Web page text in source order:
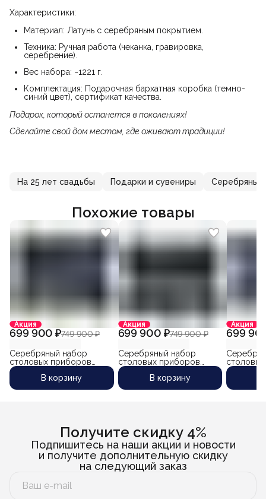
Характеристики:
Материал: Латунь с серебряным покрытием.
Техника: Ручная работа (чеканка, гравировка,
серебрение).
Вес набора: ~1221 г.
Комплектация: Подарочная бархатная коробка (темно-
синий цвет), сертификат качества.
Подарок, который останется в поколениях!
Сделайте свой дом местом, где оживают традиции!
На 25 лет свадьбы Подарки и сувениры Серебряные
Похожие товары
Акция
699 900 ₽749 900 ₽
Серебряный набор
столовых приборов
"Лазурный-3" на 12
персон (48 предмета)
В корзину
Акция
699 900 ₽749 900 ₽
Серебряный набор
столовых приборов
"Валенсия-2" на 12
персон (48 предметов)
В корзину
Акция
699
"Эдем-2"
Получите скидку 4%
Подпишитесь на наши акции и новости
и получите дополнительную скидку
на следующий заказ